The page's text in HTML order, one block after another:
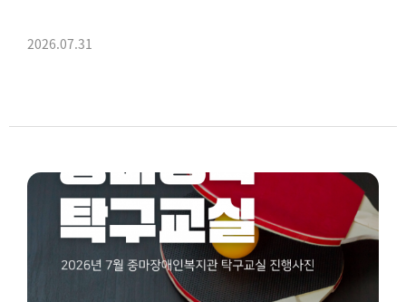
2026.07.31